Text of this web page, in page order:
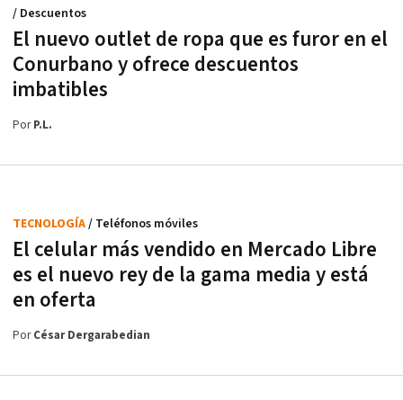
El nuevo outlet de ropa que es furor en el
Conurbano y ofrece descuentos
imbatibles
/ Descuentos
PorP.L.
El celular más vendido en Mercado Libre
es el nuevo rey de la gama media y está
en oferta
TECNOLOGÍA/ Teléfonos móviles
PorCésar Dergarabedian